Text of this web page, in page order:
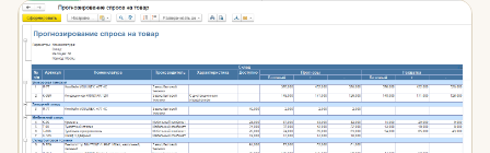
Прогнозирование спроса на товары